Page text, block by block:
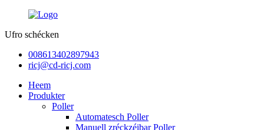
Ufro schécken
008613402897943
ricj@cd-ricj.com
Heem
Produkter
Poller
Automatesch Poller
Manuell zréckzéibar Poller